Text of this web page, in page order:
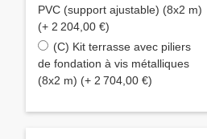
PVC (support ajustable) (8x2 m)
(+ 2 204,00 €)
(C) Kit terrasse avec piliers
de fondation à vis métalliques
(8x2 m) (+ 2 704,00 €)